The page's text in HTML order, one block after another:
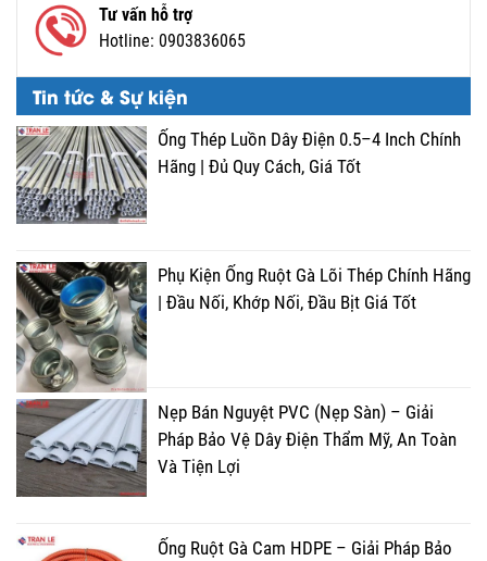
Tư vấn hỗ trợ
Hotline: 0903836065
Tin tức & Sự kiện
Ống Thép Luồn Dây Điện 0.5–4 Inch Chính
Hãng | Đủ Quy Cách, Giá Tốt
Phụ Kiện Ống Ruột Gà Lõi Thép Chính Hãng
| Đầu Nối, Khớp Nối, Đầu Bịt Giá Tốt
Nẹp Bán Nguyệt PVC (Nẹp Sàn) – Giải
Pháp Bảo Vệ Dây Điện Thẩm Mỹ, An Toàn
Và Tiện Lợi
Ống Ruột Gà Cam HDPE – Giải Pháp Bảo